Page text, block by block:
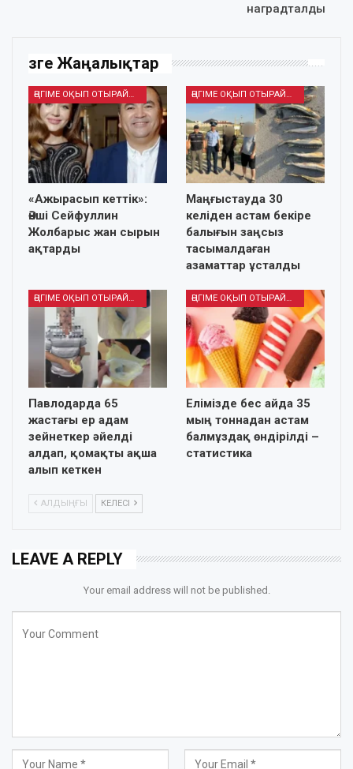
наградталды
Өзге Жаңалықтар
ӘҢГІМЕ ОҚЫП ОТЫРАЙЫҚ
«Ажырасып кеттік»:
Әнші Сейфуллин
Жолбарыс жан сырын
ақтарды
ӘҢГІМЕ ОҚЫП ОТЫРАЙЫҚ
Маңғыстауда 30
келіден астам бекіре
балығын заңсыз
тасымалдаған
азаматтар ұсталды
ӘҢГІМЕ ОҚЫП ОТЫРАЙЫҚ
Павлодарда 65
жастағы ер адам
зейнеткер әйелді
алдап, қомақты ақша
алып кеткен
ӘҢГІМЕ ОҚЫП ОТЫРАЙЫҚ
Елімізде бес айда 35
мың тоннадан астам
балмұздақ өндірілді –
статистика
АЛДЫҢҒЫ КЕЛЕСІ
LEAVE A REPLY
Your email address will not be published.